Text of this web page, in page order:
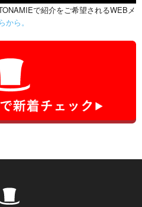
で紹介をご希望されるWEBメ
ら。